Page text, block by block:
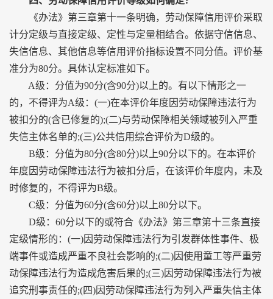
《办法》第三章第十一条明确，劳动保障信用评价采取
计分定级与直接定级、定性与定量相结合。依据守信信息、
失信信息、其他信息等信用评价指标设置不同分值。评价基
准分为80分。具体认定标准如下。
A级：分值为90分(含90分)以上的。有以下情形之一
的，不得评为A级：(一)在本评价年度因劳动保障违法行为
被扣分的(含已修复的);(二)与劳动保障相关领域被列入严重
失信主体名单的;(三)公共信用综合评价为D级的。
B级：分值为80分(含80分)以上90分以下的。在本评价
年度因劳动保障违法行为被扣分后，在该评价年度内，未及
时修复的，不得评为B级。
C级：分值为60分(含60分)以上80分以下。
D级：60分以下的或符合《办法》第三章第十三条直接
定级情形的：(一)因劳动保障违法行为引发群体性事件、极
端事件或造成严重不良社会影响的;(二)因使用童工等严重劳
动保障违法行为造成危害后果的;(三)因劳动保障违法行为被
追究刑事责任的;(四)因劳动保障违法行为列入严重失信主体